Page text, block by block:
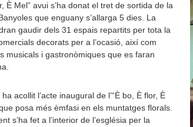
È Mel” avui s’ha donat el tret de sortida de la
que enguany s’allarga 5 dies. La
gaudir dels 31 espais repartits per tota la
decorats per a l’ocasió, així com
musicals i gastronòmiques que es faran
acollit l’acte inaugural de l’“È bo, È flor, È
posa més èmfasi en els muntatges florals.
s’ha fet a l’interior de l’església per la